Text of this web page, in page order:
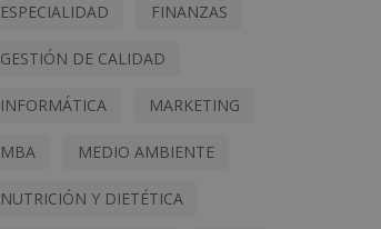
ESPECIALIDAD FINANZAS
GESTIÓN DE CALIDAD
INFORMÁTICA MARKETING
MBA MEDIO AMBIENTE
NUTRICIÓN Y DIETÉTICA